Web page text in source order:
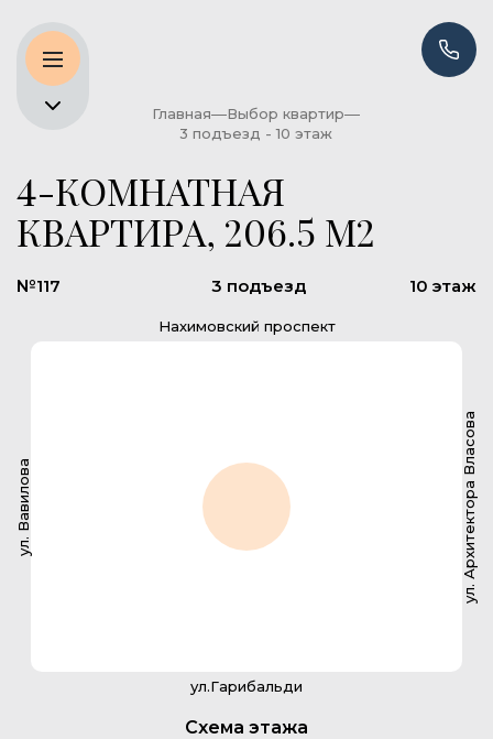
Главная
Выбор квартир
3 подъезд - 10 этаж
4-КОМНАТНАЯ
КВАРТИРА, 206.5 М2
№117 3 подъезд 10 этаж
ул. Вавилова
Нахимовский проспект
ул.Гарибальди
ул. Архитектора Власова
Схема этажа